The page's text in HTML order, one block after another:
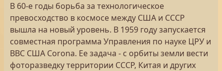
В 60-е годы борьба за технологическое
превосходство в космосе между США и СССР
вышла на новый уровень. В 1959 году запускается
совместная программа Управления по науке ЦРУ и
ВВС США Corona. Ее задача - с орбиты земли вести
фоторазведку территории СССР, Китая и других